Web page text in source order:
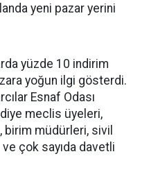
yeni pazar yerini
yüzde 10 indirim
yoğun ilgi gösterdi.
Esnaf Odası
meclis üyeleri,
birim müdürleri, sivil
çok sayıda davetli